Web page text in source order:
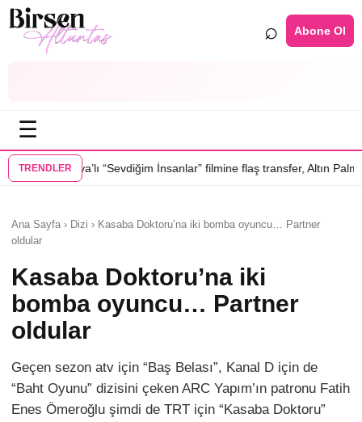
⌕ Abone Ol
☰
TRENDLERİnsanlar” filmine flaş transfer, Altın Palmiye’li Vlad Ivanov
Ana Sayfa › Dizi › Kasaba Doktoru’na iki bomba oyuncu… Partner
oldular
Kasaba Doktoru’na iki
bomba oyuncu… Partner
oldular
Geçen sezon atv için “Baş Belası”, Kanal D için de
“Baht Oyunu” dizisini çeken ARC Yapım’ın patronu Fatih
Enes Ömeroğlu şimdi de TRT için “Kasaba Doktoru”